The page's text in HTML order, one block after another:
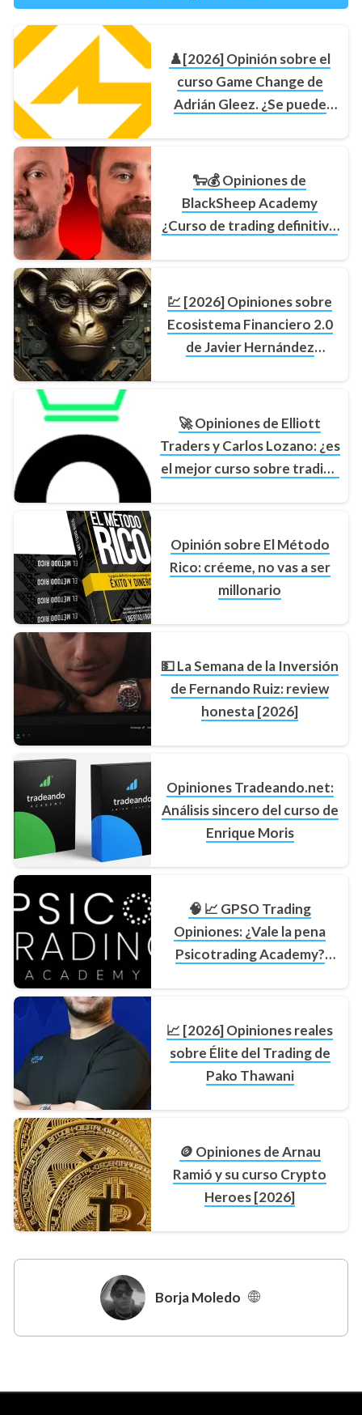
♟️[2026] Opinión sobre el
curso Game Change de
Adrián Gleez. ¿Se puede
🐑💰 Opiniones de
BlackSheep Academy
¿Curso de trading definitivo
💹 [2026] Opiniones sobre
Ecosistema Financiero 2.0
de Javier Hernández
🚀 Opiniones de Elliott
Traders y Carlos Lozano: ¿es
el mejor curso sobre trading
Opinión sobre El Método
Rico: créeme, no vas a ser
millonario
💵 La Semana de la Inversión
de Fernando Ruiz: review
honesta [2026]
Opiniones Tradeando.net:
Análisis sincero del curso de
Enrique Moris
🧠 📈 GPSO Trading
Opiniones: ¿Vale la pena
Psicotrading Academy?
📈 [2026] Opiniones reales
sobre Élite del Trading de
Pako Thawani
🪙 Opiniones de Arnau
Ramió y su curso Crypto
Heroes [2026]
Borja Moledo